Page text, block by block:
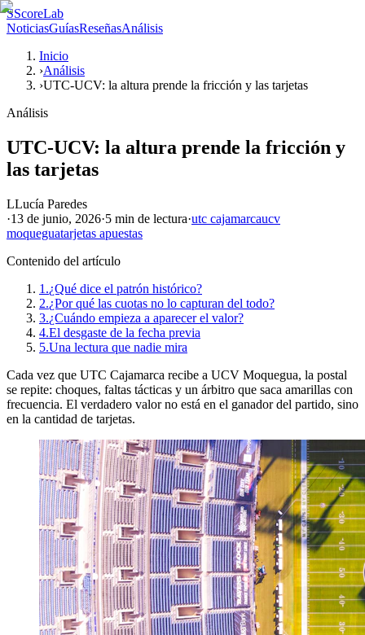
SScoreLab
NoticiasGuíasReseñasAnálisis
Inicio
›Análisis
›UTC-UCV: la altura prende la fricción y las tarjetas
Análisis
UTC-UCV: la altura prende la fricción y
las tarjetas
LLucía Paredes
·13 de junio, 2026·5 min de lectura·utc cajamarcaucv
moqueguatarjetas apuestas
Contenido del artículo
1.¿Qué dice el patrón histórico?
2.¿Por qué las cuotas no lo capturan del todo?
3.¿Cuándo empieza a aparecer el valor?
4.El desgaste de la fecha previa
5.Una lectura que nadie mira
Cada vez que UTC Cajamarca recibe a UCV Moquegua, la postal
se repite: choques, faltas tácticas y un árbitro que saca amarillas con
frecuencia. El verdadero valor no está en el ganador del partido, sino
en la cantidad de tarjetas.